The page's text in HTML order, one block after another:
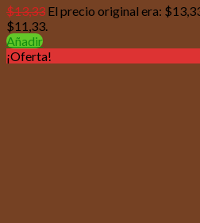
$13,33 El precio original era:
$11,33.
Añadir
¡Oferta!